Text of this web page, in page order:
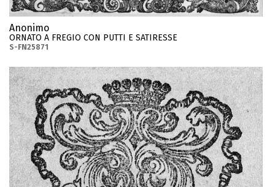
Anonimo
ORNATO A FREGIO CON PUTTI E SATIRESSE
S-FN25871